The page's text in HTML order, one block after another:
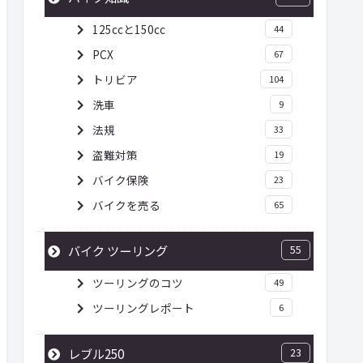
125ccと150cc 44
PCX 67
トリビア 104
洗車 9
法規 33
盗難対策 19
バイク保険 23
バイクを売る 65
バイク ツーリング 55
ツーリングのコツ 49
ツーリングレポート 6
レブル250 23